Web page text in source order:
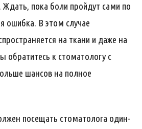
пока боли пройдут сами по
ошибка. В этом случае
на ткани и даже на
обратитесь к стоматологу с
шансов на полное
посещать стоматолога один-